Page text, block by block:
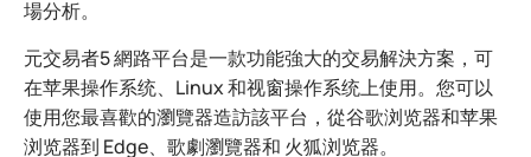
場分析。
元交易者5 網路平台是一款功能強大的交易解決方案，可
在苹果操作系统、Linux 和视窗操作系统上使用。您可以
使用您最喜歡的瀏覽器造訪該平台，從谷歌浏览器和苹果
浏览器到 Edge、歌劇瀏覽器和 火狐浏览器。